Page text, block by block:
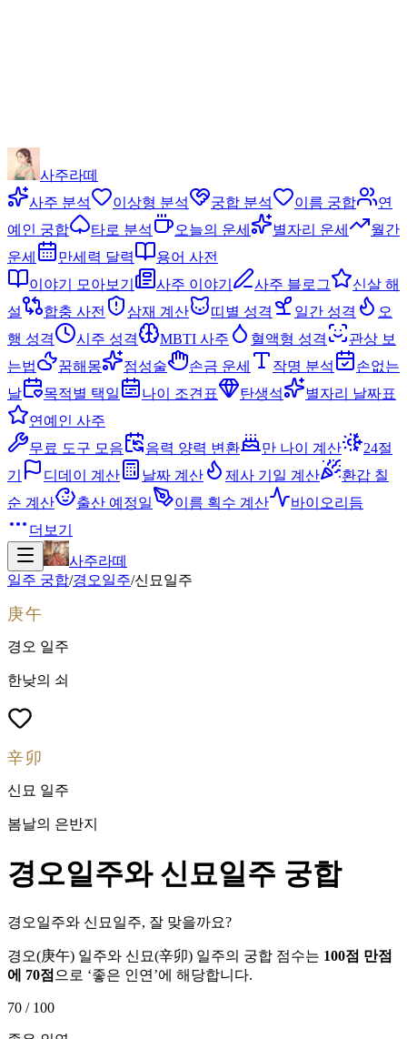
사주라떼
사주 분석
이상형 분석 궁합 분석 이름 궁합
연
예인 궁합
타로 분석 오늘의 운세 별자리 운세
월간
운세
만세력 달력
용어 사전
이야기 모아보기
사주 이야기 사주 블로그
신살 해
설
합충 사전 삼재 계산 띠별 성격 일간 성격
오
행 성격
시주 성격 MBTI 사주 혈액형 성격
관상 보
는법
꿈해몽 점성술 손금 운세 작명 분석
손없는
날
목적별 택일 나이 조견표 탄생석
별자리 날짜표
연예인 사주
무료 도구 모음
음력 양력 변환 만 나이 계산
24절
기
디데이 계산 날짜 계산 제사 기일 계산
환갑 칠
순 계산
출산 예정일 이름 획수 계산
바이오리듬
더보기
사주라떼
일주 궁합/경오일주/신묘 일주
庚午
경오 일주
한낮의 쇠
辛卯
신묘 일주
봄날의 은반지
경오일주와 신묘일주 궁합
경오일주와 신묘일주, 잘 맞을까요?
경오(庚午) 일주와 신묘(辛卯) 일주의 궁합 점수는 100점 만점
에 70점 으로 ‘좋은 인연 ’에 해당합니다.
70 / 100